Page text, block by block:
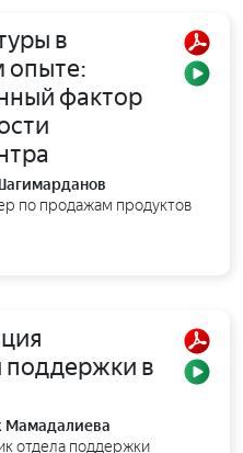
в
опыте:
фактор
по продажам продуктов
поддержки в
Мамадалиева
отдела поддержки